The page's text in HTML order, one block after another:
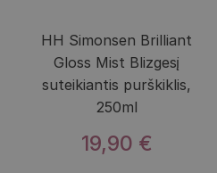
HH Simonsen Brilliant
Gloss Mist Blizgesį
suteikiantis purškiklis,
250ml
19,90 €